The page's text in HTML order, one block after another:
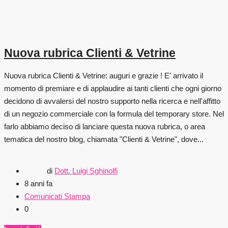
Nuova rubrica Clienti & Vetrine
Nuova rubrica Clienti & Vetrine: auguri e grazie ! E' arrivato il
momento di premiare e di applaudire ai tanti clienti che ogni giorno
decidono di avvalersi del nostro supporto nella ricerca e nell'affitto
di un negozio commerciale con la formula del temporary store. Nel
farlo abbiamo deciso di lanciare questa nuova rubrica, o area
tematica del nostro blog, chiamata "Clienti & Vetrine", dove...
di Dott. Luigi Sghinolfi
8 anni fa
Comunicati Stampa
0